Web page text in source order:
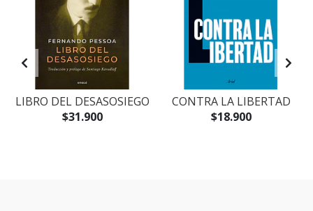
LIBRO DEL DESASOSIEGO
$31.900
CONTRA LA LIBERTAD
$18.900